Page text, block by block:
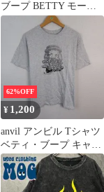
ブープ BETTY モータ
サイクルクラブ Tシャ
ツ 3L
62%OFF
¥ 1,200
anvil アンビル Tシャツ
ベティ・ブープ キャラ
クタープリント グレー
M メンズ 古着 ストリ
ート レトロ